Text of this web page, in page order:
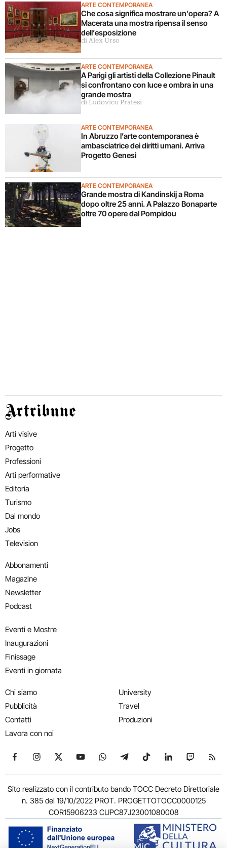
ARTE CONTEMPORANEA
Che cosa significa mostrare un’opera? A
Macerata una mostra ripensa il senso
dell’esposizione
di Alex Urso
ARTE CONTEMPORANEA
A Parigi gli artisti della Collezione Pinault
si confrontano con luce e ombra in una
grande mostra
di Ludovico Pratesi
ARTE CONTEMPORANEA
In Abruzzo l’arte contemporanea è
ambasciatrice dei diritti umani. Arriva
Progetto Genesi
ARTE CONTEMPORANEA
Grande mostra di Kandinskij a Roma
dopo oltre 25 anni. A Palazzo Bonaparte
oltre 70 opere dal Pompidou
Artribune
Arti visive
Progetto
Professioni
Arti performative
Editoria
Turismo
Dal mondo
Jobs
Television
Abbonamenti
Magazine
Newsletter
Podcast
Eventi e Mostre
Inaugurazioni
Finissage
Eventi in giornata
Chi siamo
Pubblicità
Contatti
Lavora con noi
University
Travel
Produzioni
Seguici su Facebook
Seguici su Instagram
Seguici su X
Seguici su YouTube
Seguici su WhatsApp
Seguici su Telegram
Seguici su TikTok
Seguici su
Seguici
Sito realizzato con il contributo bando TOCC Decreto Direttoriale
n. 385 del 19/10/2022 PROT. PROGETTOTOCC0000125
COR15906233 CUPC87J23001080008